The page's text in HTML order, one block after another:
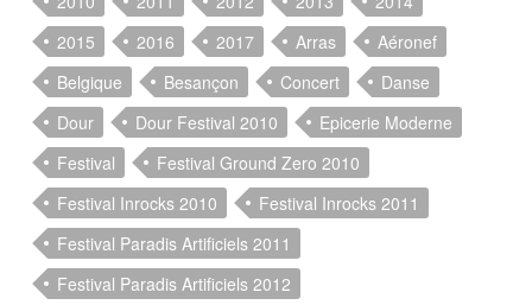
2015
2016 2017 Arras
Aéronef
Belgique
Besançon Concert
Danse
Dour
Dour Festival 2010
Epicerie Moderne
Festival
Festival Ground Zero 2010
Festival Inrocks 2010
Festival Inrocks 2011
Festival Paradis Artificiels 2011
Festival Paradis Artificiels 2012